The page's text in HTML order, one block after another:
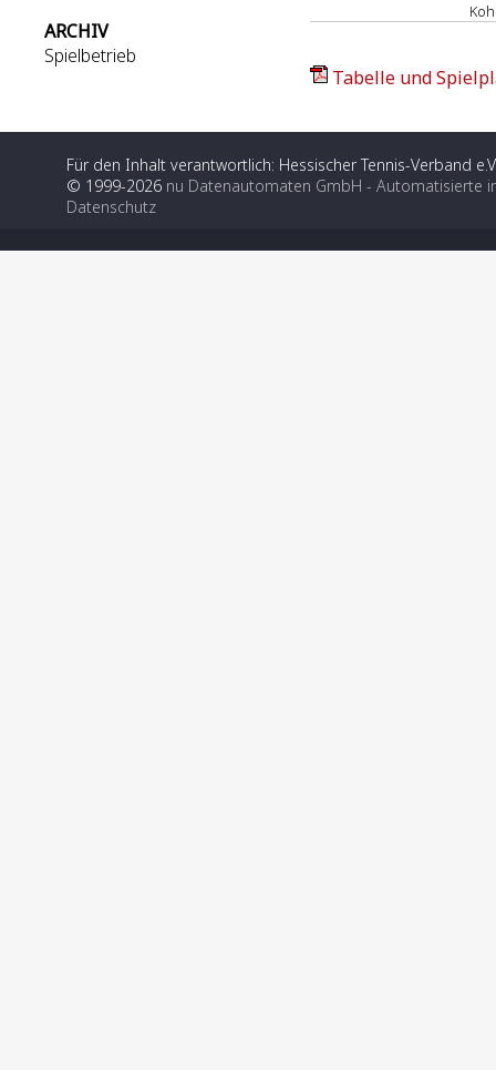
ARCHIV
Spielbetrieb
Tabelle und
Für den Inhalt verantwortlich: Hessischer Tennis-Verband
© 1999-2026 nu Datenautomaten GmbH - Automatisierte
Datenschutz